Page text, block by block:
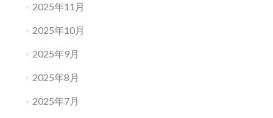
2025年11月
2025年10月
2025年9月
2025年8月
2025年7月